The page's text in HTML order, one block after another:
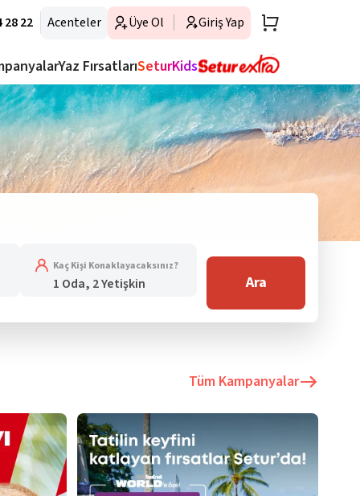
28 22 Acenteler Üye Ol Giriş Yap
Yaz FırsatlarıSeturKids
Kaç Kişi Konaklayacaksınız?
1 Oda, 2 Yetişkin Ara
Tüm Kampanyalar